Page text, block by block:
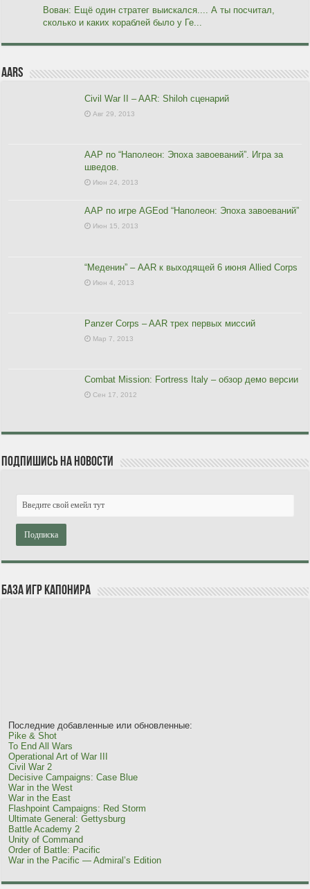
Вован: Ещё один стратег выискался.... А ты посчитал,
сколько и каких кораблей было у Ге...
AARs
Civil War II – AAR: Shiloh сценарий
Авг 29, 2013
ААР по “Наполеон: Эпоха завоеваний”. Игра за
шведов.
Июн 24, 2013
ААР по игре AGEod “Наполеон: Эпоха завоеваний”
Июн 15, 2013
“Меденин” – AAR к выходящей 6 июня Allied Corps
Июн 4, 2013
Panzer Corps – AAR трех первых миссий
Мар 7, 2013
Combat Mission: Fortress Italy – обзор демо версии
Сен 17, 2012
Подпишись на новости
База игр Капонира
Последние добавленные или обновленные:
Pike & Shot
To End All Wars
Operational Art of War III
Civil War 2
Decisive Campaigns: Case Blue
War in the West
War in the East
Flashpoint Campaigns: Red Storm
Ultimate General: Gettysburg
Battle Academy 2
Unity of Command
Order of Battle: Pacific
War in the Pacific — Admiral’s Edition